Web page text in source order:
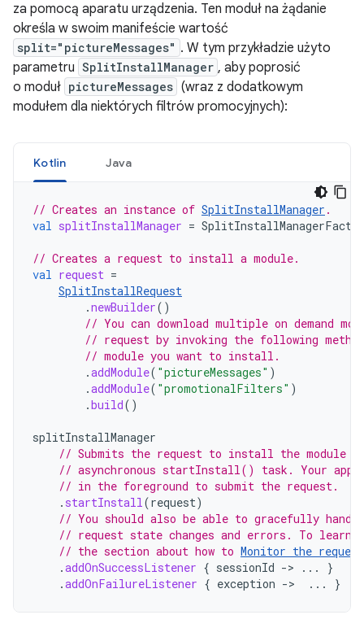
za pomocą aparatu urządzenia. Ten moduł na żądanie
określa w swoim manifeście wartość
split="pictureMessages" . W tym przykładzie użyto
parametru SplitInstallManager , aby poprosić
o moduł pictureMessages (wraz z dodatkowym
modułem dla niektórych filtrów promocyjnych):
Kotlin Java
// Creates an instance of SplitInstallManager .
val splitInstallManager =
// Creates a request to install a module.
val request =
SplitInstallRequest
.newBuilder()
// You can download multiple on demand
// request by invoking the following
// module you want to install.
.addModule( "pictureMessages" )
.addModule( "promotionalFilters" )
.build()
splitInstallManager
// Submits the request to install the module
// asynchronous startInstall() task. Your app
// in the foreground to submit the request.
. startInstall(request)
// You should also be able to gracefully handle
// request state changes and errors. To learn
// the section about how to Monitor the
.addOnSuccessListener { sessionId -> ...
}
.addOnFailureListener { exception -> ... }